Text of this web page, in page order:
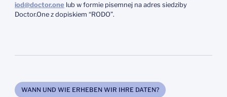
iod@doctor.one lub w formie pisemnej na adres siedziby
Doctor.One z dopiskiem “RODO”.
WANN UND WIE ERHEBEN WIR IHRE DATEN?